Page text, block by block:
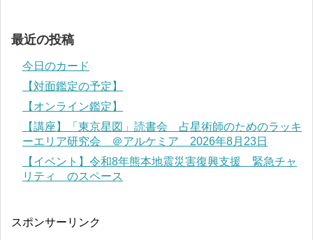
最近の投稿
今日のカード
【対面鑑定の予定】
【オンライン鑑定】
【講座】「東京星図」読書会 占星術師のためのラッキ
ーエリア研究会 ＠アルケミア 2026年8月23日
【イベント】令和8年熊本地震災害復興支援 緊急チャ
リティ のスペース
スポンサーリンク